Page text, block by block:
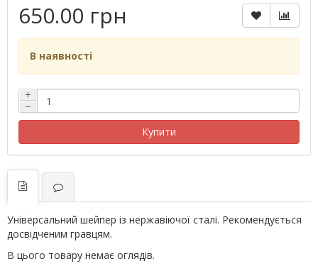
650.00 грн
В наявності
+
−
Купити
Універсальний шейпер із нержавіючої сталі. Рекомендується
досвідченим гравцям.
В цього товару немає оглядів.